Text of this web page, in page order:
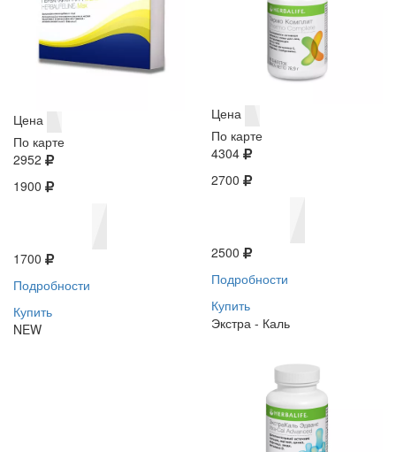
Цена
По карте
2952
1900
1700
Подробности
Купить
NEW
Цена
По карте
4304
2700
2500
Подробности
Купить
Экстра - Каль